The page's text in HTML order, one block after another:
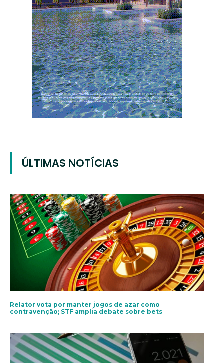
ÚLTIMAS NOTÍCIAS
Relator vota por manter jogos de azar como
contravenção; STF amplia debate sobre bets